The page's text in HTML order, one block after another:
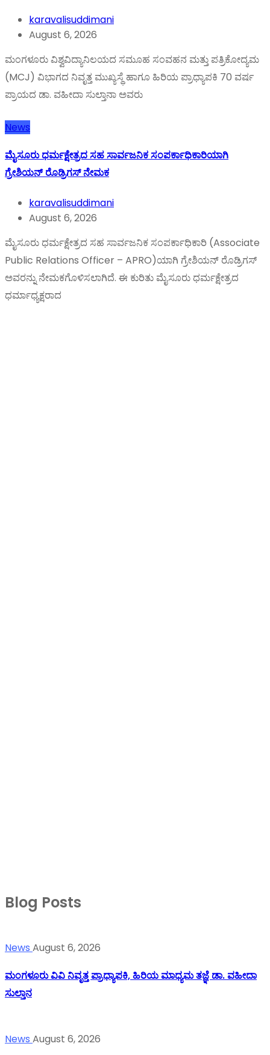
karavalisuddimani
August 6, 2026
ಮಂಗಳೂರು ವಿಶ್ವವಿದ್ಯಾನಿಲಯದ ಸಮೂಹ ಸಂವಹನ ಮತ್ತು ಪತ್ರಿಕೋದ್ಯಮ
(MCJ) ವಿಭಾಗದ ನಿವೃತ್ತ ಮುಖ್ಯಸ್ಥೆ ಹಾಗೂ ಹಿರಿಯ ಪ್ರಾಧ್ಯಾಪಕಿ 70 ವರ್ಷ
ಪ್ರಾಯದ ಡಾ. ವಹೀದಾ ಸುಲ್ತಾನಾ ಅವರು
News
ಮೈಸೂರು ಧರ್ಮಕ್ಷೇತ್ರದ ಸಹ ಸಾರ್ವಜನಿಕ ಸಂಪರ್ಕಾಧಿಕಾರಿಯಾಗಿ
ಗ್ರೇಶಿಯನ್ ರೊಡ್ರಿಗಸ್ ನೇಮಕ
karavalisuddimani
August 6, 2026
ಮೈಸೂರು ಧರ್ಮಕ್ಷೇತ್ರದ ಸಹ ಸಾರ್ವಜನಿಕ ಸಂಪರ್ಕಾಧಿಕಾರಿ (Associate
Public Relations Officer – APRO)ಯಾಗಿ ಗ್ರೇಶಿಯನ್ ರೊಡ್ರಿಗಸ್
ಅವರನ್ನು ನೇಮಕಗೊಳಿಸಲಾಗಿದೆ. ಈ ಕುರಿತು ಮೈಸೂರು ಧರ್ಮಕ್ಷೇತ್ರದ
ಧರ್ಮಾಧ್ಯಕ್ಷರಾದ
Blog Posts
News August 6, 2026
ಮಂಗಳೂರು ವಿವಿ ನಿವೃತ್ತ ಪ್ರಾಧ್ಯಾಪಕಿ, ಹಿರಿಯ ಮಾಧ್ಯಮ ತಜ್ಞೆ ಡಾ. ವಹೀದಾ
ಸುಲ್ತಾನ
News August 6, 2026